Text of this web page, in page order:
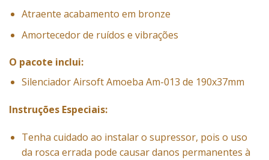
Atraente acabamento em bronze
Amortecedor de ruídos e vibrações
O pacote inclui:
Silenciador AirsoftAmoeba Am-013 de 190x37mm
Instruções Especiais:
Tenha cuidado ao instalar o supressor, pois o uso
da rosca errada pode causar danos permanentes à